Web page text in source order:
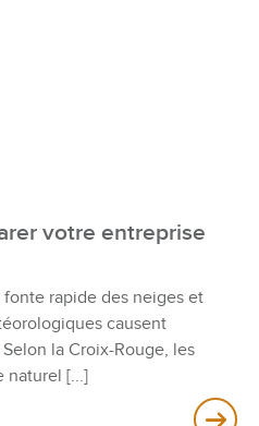
votre entreprise
rapide des neiges et
causent
la Croix-Rouge, les
naturel